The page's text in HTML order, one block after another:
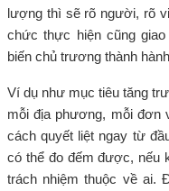
lượng thì sẽ rõ người, rõ
chức thực hiện cũng
biến chủ trương thành
Ví dụ như mục tiêu tăng
mỗi địa phương, mỗi đơn
cách quyết liệt ngay từ
có thể đo đếm được, nếu
trách nhiệm thuộc về ai.